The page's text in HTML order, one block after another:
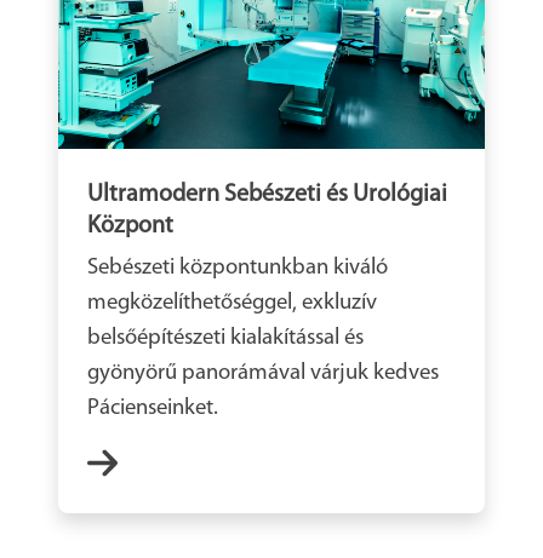
Ultramodern Sebészeti és Urológiai
Központ
Sebészeti központunkban kiváló
megközelíthetőséggel, exkluzív
belsőépítészeti kialakítással és
gyönyörű panorámával várjuk kedves
Pácienseinket.